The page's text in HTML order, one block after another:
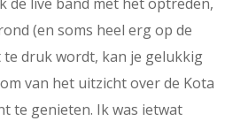
(en soms heel erg op de
druk wordt, kan je gelukkig
van het uitzicht over de Kota
te genieten. Ik was ietwat